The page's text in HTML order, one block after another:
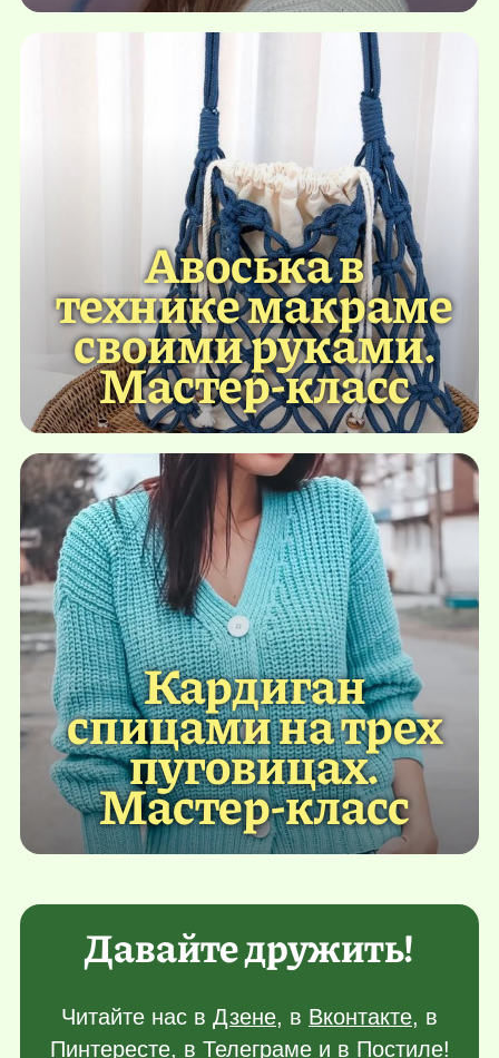
Авоська в
технике макраме
своими руками.
Мастер-класс
Кардиган
спицами на трех
пуговицах.
Мастер-класс
Давайте дружить!
Читайте нас в Дзене, в Вконтакте, в
Пинтересте, в Телеграмеи в Постиле!